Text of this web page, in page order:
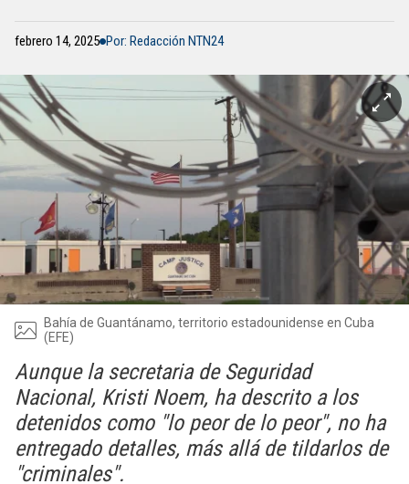
febrero 14, 2025 Por: Redacción NTN24
Bahía de Guantánamo, territorio estadounidense en Cuba
(EFE)
Aunque la secretaria de Seguridad
Nacional, Kristi Noem, ha descrito a los
detenidos como "lo peor de lo peor", no ha
entregado detalles, más allá de tildarlos de
"criminales".